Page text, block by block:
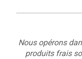
dans un secteur
frais sont soumises à